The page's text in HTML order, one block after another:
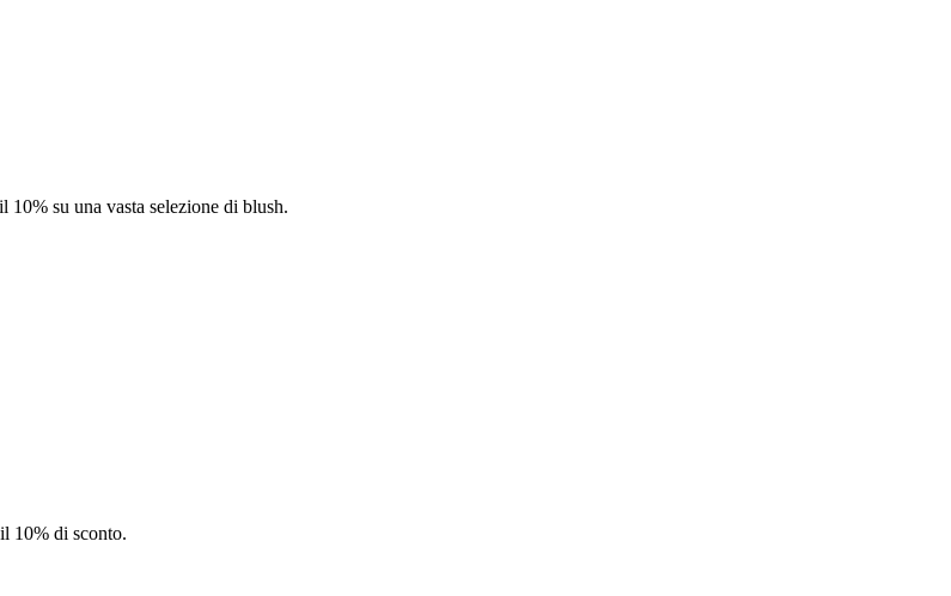
su una vasta selezione di blush.
10% di sconto.